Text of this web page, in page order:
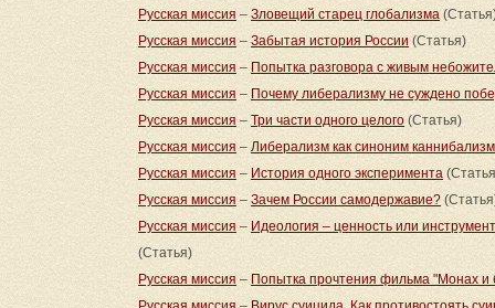
Русская миссия – Зловещий старец глобализма
Русская миссия – Забытая история России (Статья)
Русская миссия – Попытка разговора с живым
Русская миссия – Почему либерализму не суждено
Русская миссия – Три части одного целого (Статья)
Русская миссия – Либерализм как синоним
Русская миссия – История одного эксперимента
Русская миссия – Зачем России самодержавие?
Русская миссия – Идеология – ценность или
(Статья)
Русская миссия – Попытка прочтения фильма "Монах и